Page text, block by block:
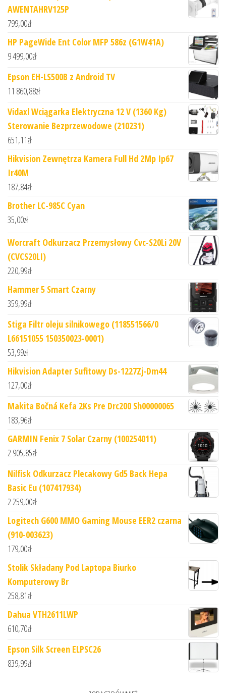
AWENTAHRV125P
799,00zł
HP PageWide Ent Color MFP 586z (G1W41A)
9 499,00zł
Epson EH-LS500B z Android TV
11 860,88zł
Vidaxl Wciągarka Elektryczna 12 V (1360 Kg)
Sterowanie Bezprzewodowe (210231)
651,11zł
Hikvision Zewnętrza Kamera Full Hd 2Mp Ip67
Ir40M
187,84zł
Brother LC-985C Cyan
35,00zł
Worcraft Odkurzacz Przemysłowy Cvc-S20Li 20V
(CVCS20LI)
220,99zł
Hammer 5 Smart Czarny
359,99zł
Stiga Filtr oleju silnikowego (118551566/0
L66151055 150350023-0001)
53,99zł
Hikvision Adapter Sufitowy Ds-1227Zj-Dm44
127,00zł
Makita Bočná Kefa 2Ks Pre Drc200 Sh00000065
183,96zł
GARMIN Fenix 7 Solar Czarny (100254011)
2 905,85zł
Nilfisk Odkurzacz Plecakowy Gd5 Back Hepa
Basic Eu (107417934)
2 259,00zł
Logitech G600 MMO Gaming Mouse EER2 czarna
(910-003623)
179,00zł
Stolik Składany Pod Laptopa Biurko
Komputerowy Br
258,81zł
Dahua VTH2611LWP
610,70zł
Epson Silk Screen ELPSC26
839,99zł